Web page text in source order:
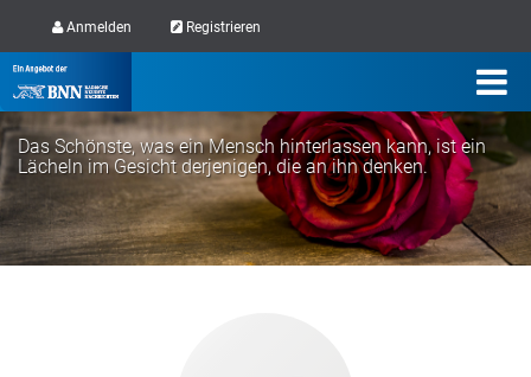
Anmelden Registrieren
Das Schönste, was ein Mensch hinterlassen kann, ist ein
Lächeln im Gesicht derjenigen, die an ihn denken.